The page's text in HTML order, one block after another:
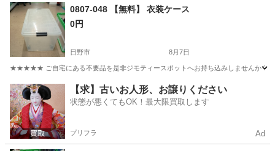
東京 練馬区 収納家具 2丁目
0807-048 【無料】 衣装ケース
0円
日野市 8月7日
★★★★★ ご自宅にある不要品を是非ジモティースポットへお持ち込みしませんか？
東京 日野市 収納家具 現地
【求】古いお人形、お譲りください
状態が悪くてもOK！最大限買取します
プリフラ Ad